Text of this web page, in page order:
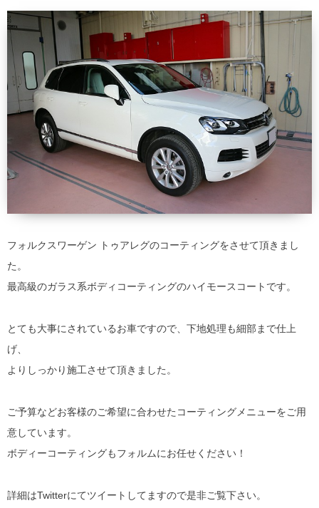
フォルクスワーゲン トゥアレグのコーティングをさせて頂きまし
た。
最高級のガラス系ボディコーティングのハイモースコートです。
とても大事にされているお車ですので、下地処理も細部まで仕上
げ、
よりしっかり施工させて頂きました。
ご予算などお客様のご希望に合わせたコーティングメニューをご用
意しています。
ボディーコーティングもフォルムにお任せください！
詳細はTwitterにてツイートしてますので是非ご覧下さい。